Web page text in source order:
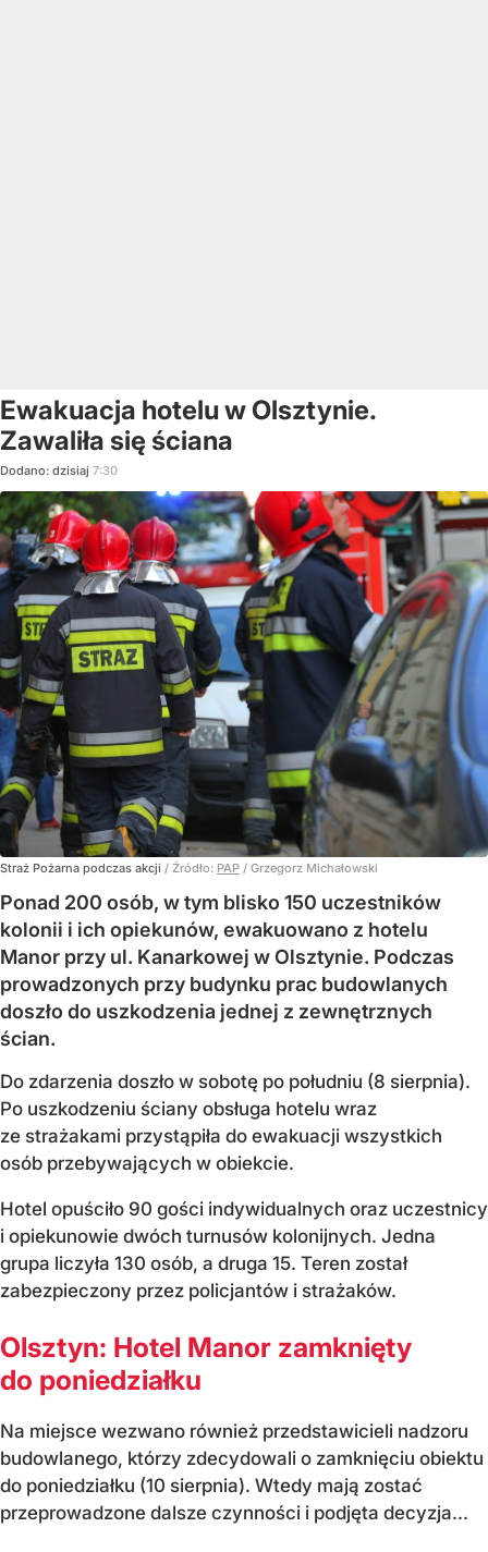
Ewakuacja hotelu w Olsztynie.
Zawaliła się ściana
Dodano: dzisiaj 7:30
Straż Pożarna podczas akcji / Źródło: PAP / Grzegorz Michałowski
Ponad 200 osób, w tym blisko 150 uczestników
kolonii i ich opiekunów, ewakuowano z hotelu
Manor przy ul. Kanarkowej w Olsztynie. Podczas
prowadzonych przy budynku prac budowlanych
doszło do uszkodzenia jednej z zewnętrznych
ścian.
Do zdarzenia doszło w sobotę po południu (8 sierpnia).
Po uszkodzeniu ściany obsługa hotelu wraz
ze strażakami przystąpiła do ewakuacji wszystkich
osób przebywających w obiekcie.
Hotel opuściło 90 gości indywidualnych oraz uczestnicy
i opiekunowie dwóch turnusów kolonijnych. Jedna
grupa liczyła 130 osób, a druga 15. Teren został
zabezpieczony przez policjantów i strażaków.
Olsztyn: Hotel Manor zamknięty
do poniedziałku
Na miejsce wezwano również przedstawicieli nadzoru
budowlanego, którzy zdecydowali o zamknięciu obiektu
do poniedziałku (10 sierpnia). Wtedy mają zostać
przeprowadzone dalsze czynności i podjęta decyzja...